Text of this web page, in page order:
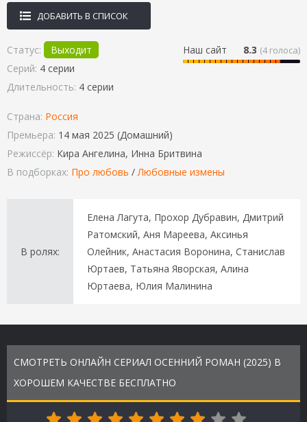
ДОБАВИТЬ В СПИСОК
Наш сайт 8.3 (4голоса)
Статус:
Выходит
Серий: 4 серии
Длительность: 4 серии
Страна: Россия
Премьера: 14 мая 2025 (Домашний)
Режиссёр: Кира Ангелина, Инна Бритвина
В подборках: Про любовь /Любовные измены
В ролях:
Елена Лагута, Прохор Дубравин, Дмитрий
Ратомский, Аня Мареева, Аксинья
Олейник, Анастасия Воронина, Станислав
Юртаев, Татьяна Яворская, Алина
Юртаева, Юлия Малинина
СМОТРЕТЬ ОНЛАЙН СЕРИАЛ ОСЕННИЙ РОМАН (2025) В
ХОРОШЕМ КАЧЕСТВЕ БЕСПЛАТНО